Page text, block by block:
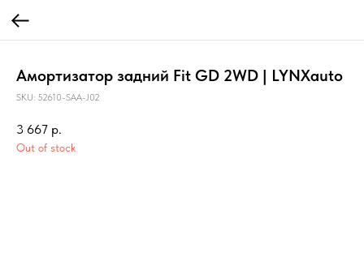
Амортизатор задний Fit GD 2WD | LYNXauto
SKU: 52610-SAA-J02
3 667 р.
Out of stock